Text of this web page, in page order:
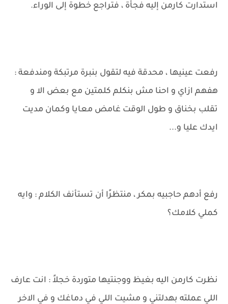
استدارت كارمن إليه فجأة ، فتراجع خطوة إلى الوراء.
رفعت عينيها ، محدقة فيه لتقول بنبرة مرتبكة ومندفعة :
هفهم ازاي و احنا مش بنكلم كلمتين مع بعض الا و
تقلب بخناق و طول الوقت غامض معايا وكمان مديت
ايدك عليا و...
رفع أدهم حاجبيه بمكر ، منتظرًا أن تستأنف الكلام : وايه
كملي كلامك؟
نظرت كارمن اليه بغيظ ووجنتيها متوردة خجلاً : انت عارف
اللي عملته بهدلتني و مشيت اللي في دماغك و في الاخر